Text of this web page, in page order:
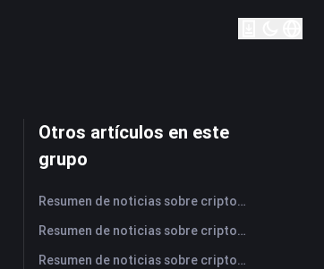
Otros artículos en este
grupo
Resumen de noticias sobre criptomonedas de FameEX de hoy | 7 de agosto de 2026
Resumen de noticias sobre criptomonedas de FameEX de hoy | 6 de agosto de 2026
Resumen de noticias sobre criptomonedas de FameEX de hoy | 5 de agosto de 2026